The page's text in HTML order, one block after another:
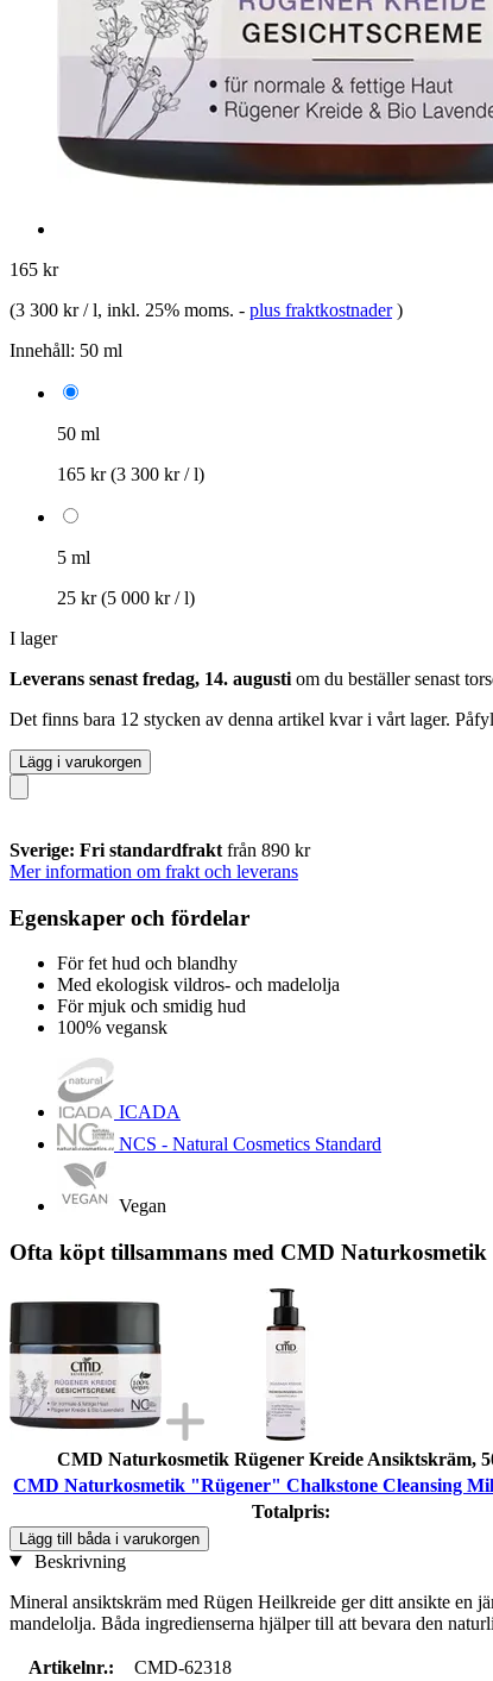
165 kr
(3 300 kr / l, inkl. 25% moms. - plus fraktkostnader )
Innehåll: 50 ml
50 ml
165 kr(3 300 kr / l)
5 ml
25 kr(5 000 kr / l)
I lager
Leverans senast fredag, 14. augusti om du beställer senast
Det finns bara 12 stycken av denna artikel kvar i vårt lager.
Lägg i varukorgen
Sverige: Fri standardfrakt från 890 kr
Mer information om frakt och leverans
Egenskaper och fördelar
För fet hud och blandhy
Med ekologisk vildros- och madelolja
För mjuk och smidig hud
100% vegansk
ICADA
NCS - Natural Cosmetics Standard
Vegan
Ofta köpt tillsammans med CMD
CMD Naturkosmetik Rügener Kreide Ansiktskräm,
CMD Naturkosmetik "Rügener" Chalkstone Cleansing
Totalpris:
Lägg till båda i varukorgen
Beskrivning
Mineral ansiktskräm med Rügen Heilkreide ger ditt ansikte en
mandelolja. Båda ingredienserna hjälper till att bevara den
Artikelnr.:
CMD-62318